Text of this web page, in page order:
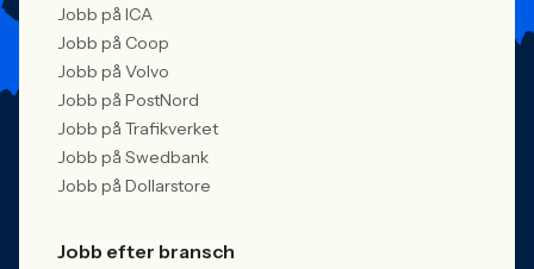
Jobb på ICA
Jobb på Coop
Jobb på Volvo
Jobb på PostNord
Jobb på Trafikverket
Jobb på Swedbank
Jobb på Dollarstore
Jobb efter bransch